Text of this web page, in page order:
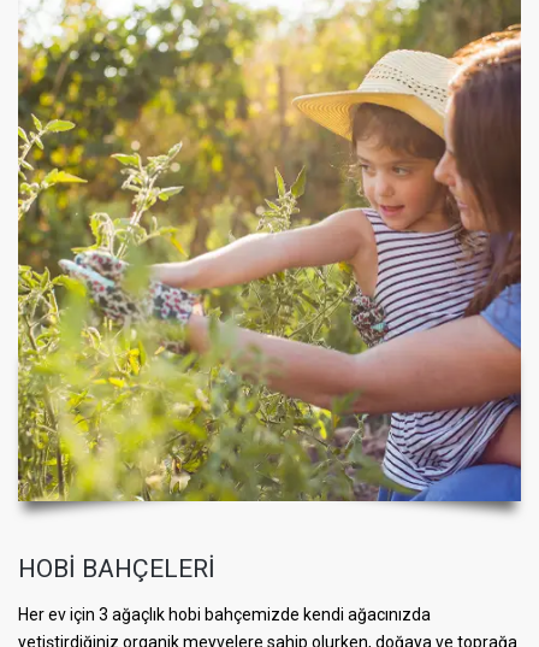
HOBİ BAHÇELERİ
Her ev için 3 ağaçlık hobi bahçemizde kendi ağacınızda
yetiştirdiğiniz organik meyvelere sahip olurken, doğaya ve toprağa